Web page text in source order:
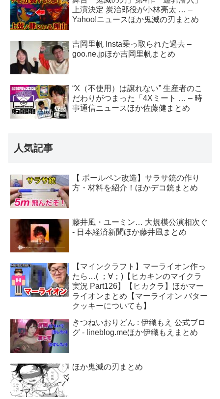
上演決定 炭治郎役が小林亮太 … –
Yahoo!ニュースほか鬼滅の刃まとめ
吉岡里帆 Insta乗っ取られた過去 –
goo.ne.jpほか吉岡里帆まとめ
“X（不使用）は譲れない” 生産者のこ
だわりがつまった「4Xミート … – 時
事通信ニュースほか佐藤健まとめ
人気記事
【 ボールペン改造】サラサ銃の作り
方・材料を紹介！ほかデコ銃まとめ
藤井風・ユーミン… 大規模公演相次ぐ
- 日本経済新聞ほか藤井風まとめ
【マインクラフト】マーライオン作っ
たら…( ；∀；)【ヒカキンのマイクラ
実況 Part126】【ヒカクラ】ほかマー
ライオンまとめ【マーライオン バター
クッキーについても】
きつねいおりどん : 伊織もえ 公式ブロ
グ - lineblog.meほか伊織もえまとめ
ほか鬼滅の刃まとめ